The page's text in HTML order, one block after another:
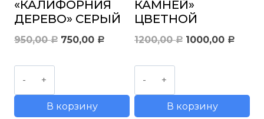
«КАЛИФОРНИЯ
ДЕРЕВО» СЕРЫЙ
950,00Р Первоначальная
950,00 руб..
750,00 РТекущая
750,00 руб..
товара
Тротуарная
В корзину
КАМНЕЙ»
ЦВЕТНОЙ
1200,00Р
1200,00 руб..
1000,00 Р
товара
Тротуарная
В корзину